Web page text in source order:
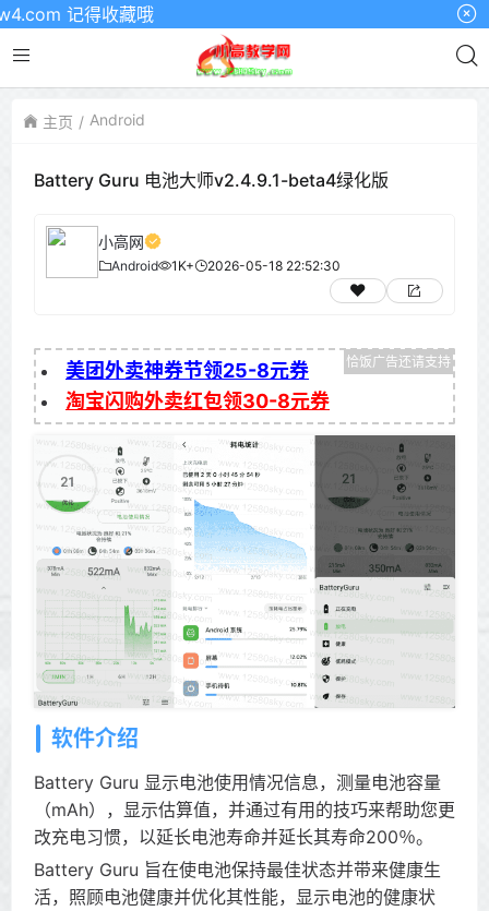
记得收藏哦
主页 Android
Battery Guru 电池大师v2.4.9.1-beta4绿化版
小高网
Android 1K+ 2026-05-18 22:52:30
美团外卖神券节领25-8元券
淘宝闪购外卖红包领30-8元券
软件介绍
Battery Guru 显示电池使用情况信息，测量电池容量
（mAh），显示估算值，并通过有用的技巧来帮助您更
改充电习惯，以延长电池寿命并延长其寿命200％。
Battery Guru 旨在使电池保持最佳状态并带来健康生
活，照顾电池健康并优化其性能，显示电池的健康状